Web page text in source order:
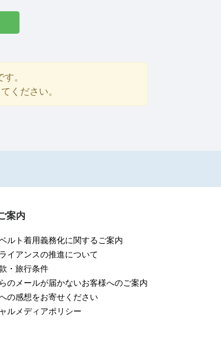
。
ください。
案内
ルト着用義務化に関するご案内
イアンスの推進について
・旅行条件
のメールが届かないお客様へのご案内
の感想をお寄せください
ルメディアポリシー